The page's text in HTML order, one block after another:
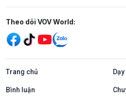
Mạng xã hội
Theo dõi VOV World:
Trang chủ
Bình luận